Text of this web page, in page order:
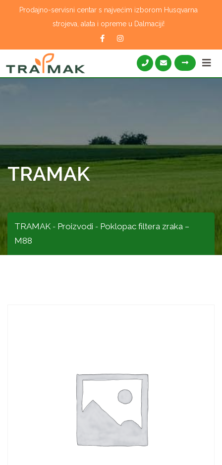
Prodajno-servisni centar s najvećim izborom Husqvarna
strojeva, alata i opreme u Dalmaciji!
TRAMAK
TRAMAK - Proizvodi - Poklopac filtera zraka –
M88